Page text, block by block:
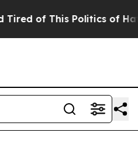
of This Politics of